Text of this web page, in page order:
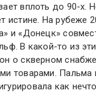
вплоть до 90-х.
истине. На рубеже
и «Донецк»
В какой-то из
о скверном
товарами. Пальма
как